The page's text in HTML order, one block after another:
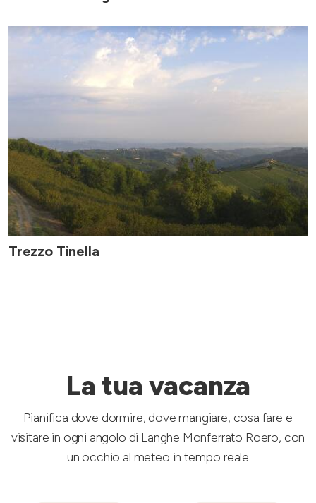
Trezzo Tinella
La tua vacanza
Pianifica dove dormire, dove mangiare, cosa fare e
visitare in ogni angolo di Langhe Monferrato Roero, con
un occhio al meteo in tempo reale